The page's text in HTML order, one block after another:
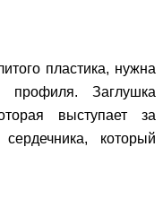
пластика, нужна
профиля. Заглушка
выступает за
который